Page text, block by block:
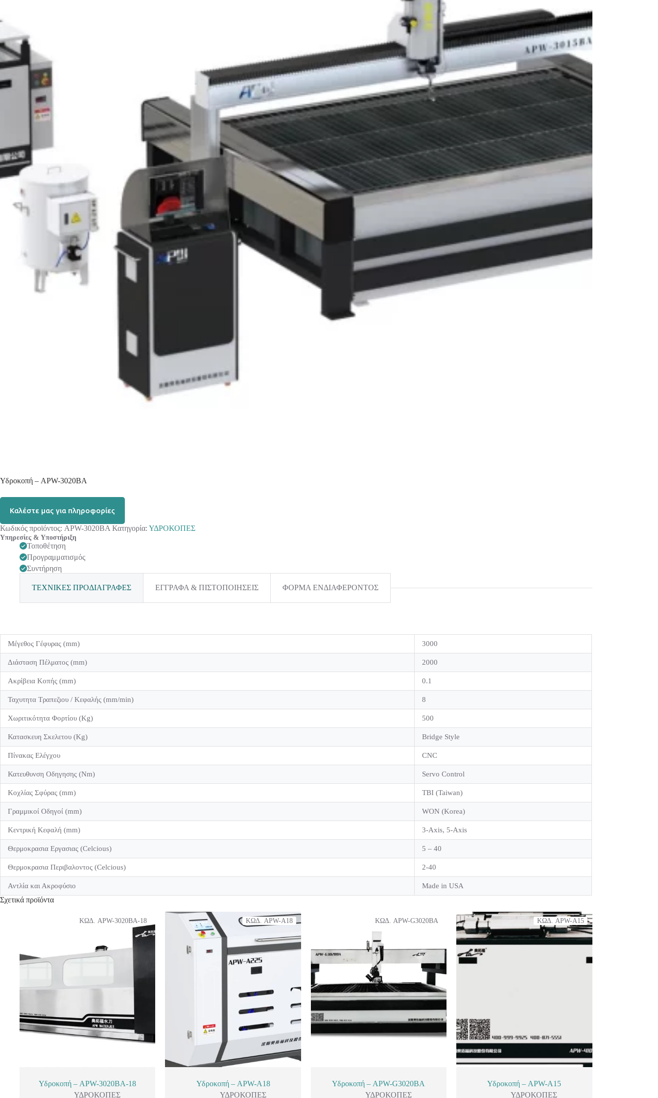
Υδροκοπή – APW-3020BA
Καλέστε μας για πληροφορίες
Κωδικός προϊόντος: APW-3020BA Κατηγορία: ΥΔΡΟΚΟΠΕΣ
Υπηρεσίες & Υποστήριξη
Τοποθέτηση
Προγραμματισμός
Συντήρηση
ΤΕΧΝΙΚΕΣ ΠΡΟΔΙΑΓΡΑΦΕΣ ΕΓΓΡΑΦΑ & ΠΙΣΤΟΠΟΙΗΣΕΙΣ ΦΟΡΜΑ ΕΝΔΙΑΦΕΡΟΝΤΟΣ
Μέγεθος Γέφυρας (mm) 3000
Διάσταση Πέλματος (mm) 2000
Ακρίβεια Κοπής (mm) 0.1
Ταχυτητα Τραπεζιου / Κεφαλής (mm/min) 8
Χωριτικότητα Φορτίου (Kg) 500
Κατασκευη Σκελετου (Kg) Bridge Style
Πίνακας Ελέγχου CNC
Κατευθυνση Οδηγησης (Nm) Servo Control
Κοχλίας Σφύρας (mm) TBI (Taiwan)
Γραμμικοί Οδηγοί (mm) WON (Korea)
Κεντρική Κεφαλή (mm) 3-Axis, 5-Axis
Θερμοκρασια Εργασιας (Celcious) 5 – 40
Θερμοκρασια Περιβαλοντος (Celcious) 2-40
Αντλία και Ακροφύσιo Made in USA
Σχετικά προϊόντα
Υδροκοπή – APW-3020BA-18
ΚΩΔ. APW-3020BA-18
ΥΔΡΟΚΟΠΕΣ
Υδροκοπή – APW-A18
ΚΩΔ. APW-A18
ΥΔΡΟΚΟΠΕΣ
Υδροκοπή – APW-G3020BA
ΚΩΔ. APW-G3020BA
ΥΔΡΟΚΟΠΕΣ
Υδροκοπή – APW-A15
ΚΩΔ. APW-A15
ΥΔΡΟΚΟΠΕΣ